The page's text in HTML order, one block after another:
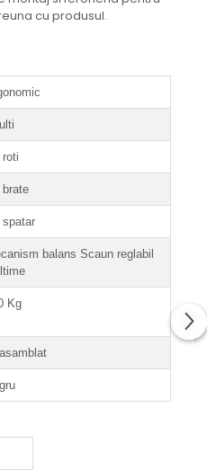
cu produsul.
roti
brate
spatar
balans Scaun reglabil
Kg